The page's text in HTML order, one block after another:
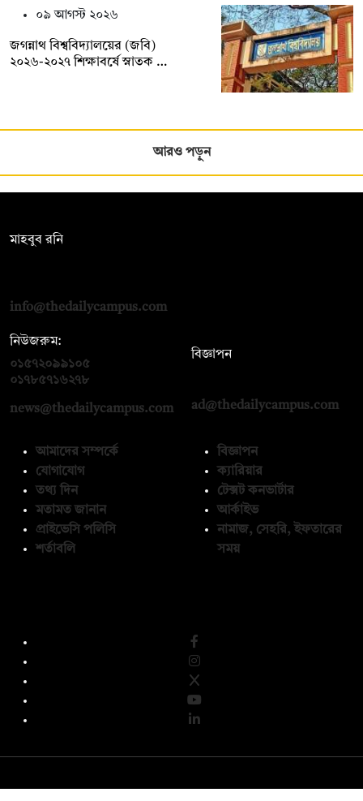
০৯ আগস্ট ২০২৬
জগন্নাথ বিশ্ববিদ্যালয়ের (জবি)
২০২৬-২০২৭ শিক্ষাবর্ষে স্নাতক …
আরও পড়ুন
মাহবুব রনি
info@thedailycampus.com
নিউজরুম:
০১৫৭২০৯৯১০৫
০১৭৮৫৭১৬২৭৮
news@thedailycampus.com
বিজ্ঞাপন
ad@thedailycampus.com
আমাদের সম্পর্কে
যোগাযোগ
তথ্য দিন
মতামত জানান
প্রাইভেসি পলিসি
শর্তাবলি
বিজ্ঞাপন
ক্যারিয়ার
টেক্সট কনভার্টার
আর্কাইভ
নামাজ, সেহরি, ইফতারের
সময়